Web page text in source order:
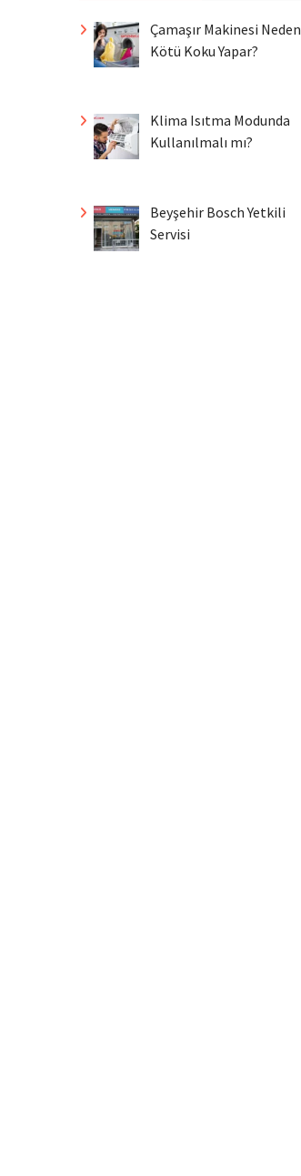
Çamaşır Makinesi Neden
Kötü Koku Yapar?
Klima Isıtma Modunda
Kullanılmalı mı?
Beyşehir Bosch Yetkili
Servisi